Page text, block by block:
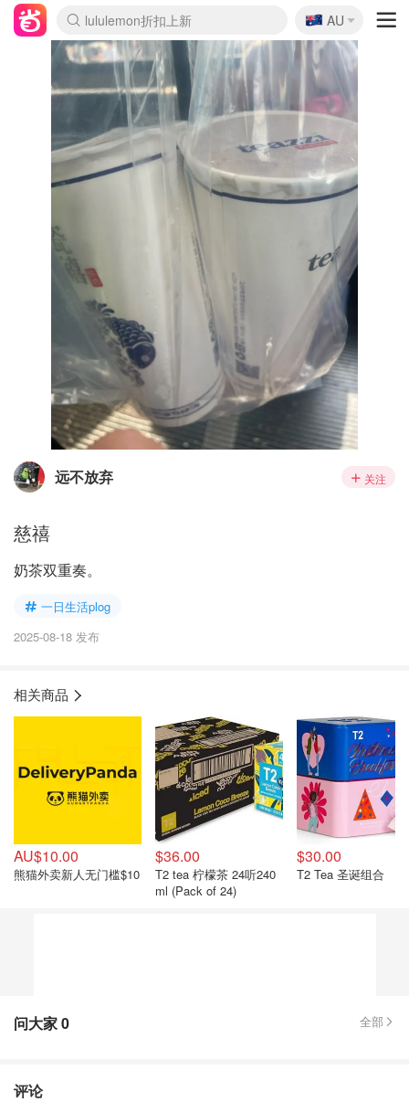
lululemon折扣上新
Sasa美妆护肤3.5折
SSENSE年中2.5折
FreshBeauty好价汇总
Cettire降价+叠9折
WWS Coles超市实拍
viagogo二手票捡漏
Myer超级周末
The Outnet奢牌1折起
David Jones 3折起
Flannels大牌1折
Perfumes Club护肤1折
AMIRO面罩$251
Amazon折扣汇总
eToro入金$200送$50
Amazon数码好物
ICONIC本周7.5折
ThedoubleF高奢地板价
Moose Knuckles 6折
丝芙兰5折起
EUFY摄像头$98
Selenichast首饰2折
Trip机票酒店促销
YSL送5件彩妆礼
Amazon家居好物
Amazon美妆护肤
雅漾大喷$8
过敏原检测盒$33
伊索独家赠50ml沐浴露
科颜氏高保湿面霜$29
SEALIFE海洋馆门票6折
丝塔芙大白罐$16
订阅Newsletter送香薰
Cult Beauty 6.8折
Harrods圣诞日历$525
LN-CC奢牌私促3折
d'Alba空姐喷雾$16
EVE LOM套装£56
Bernardelli独家4折
Adore Beauty 6折起
CT圣诞日历
Mytheresa奢品2.7折
Luxury Escapes 9折
Currentbody美容仪$881
MOON Garden Live
Roborock扫地机$649
Tingo Life水杯$24
Valentino官网5折
CR洗护套装$23
修丽可4件套$159
Myer彩妆2件7折
GANNI官网4.5折
Stylevana韩妆4折
Tessabit高奢8.5折
OGX洗发水$11
Amazon阿德莱德次日达
卡诗8.5折+赠礼
Philips Hue灯具8折
🇦🇺
AU
远不放弃 关注
慈禧
奶茶双重奏。
一日生活plog
2025-08-18 发布
相关商品
AU$10.00
熊猫外卖新人无门槛$10
$36.00
T2 tea 柠檬茶 24听240
ml (Pack of 24)
$30.00
T2 Tea 圣诞组合
问大家0 全部
评论